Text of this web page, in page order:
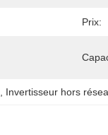
Prix:
Invertisseur hors